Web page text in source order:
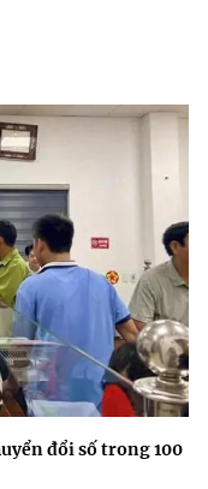
đổi số trong 100